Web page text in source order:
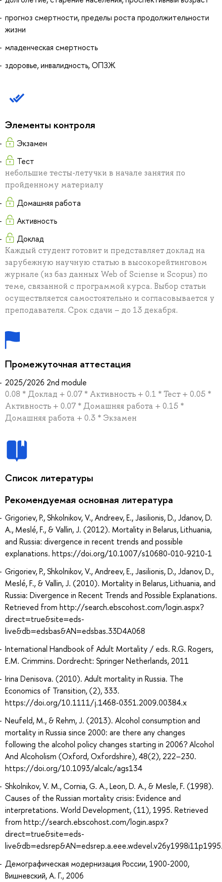
прогноз смертности, пределы роста продолжительности
жизни
младенческая смертность
здоровье, инвалидность, ОПЗЖ
Элементы контроля
Экзамен
Тест
небольшие тесты-летучки в начале занятия по
пройденному материалу
Домашняя работа
Активность
Доклад
Каждый студент готовит и представляет доклад на
зарубежную научную статью в высокорейтинговом
журнале (из баз данных Web of Sciense и Scopus) по
теме, связанной с программой курса. Выбор статьи
осуществляется самостоятельно и согласовывается у
преподавателя. Срок сдачи – до 13 декабря.
Промежуточная аттестация
2025/2026 2nd module
0.08 * Доклад + 0.07 * Активность + 0.1 * Тест + 0.05 *
Активность + 0.07 * Домашняя работа + 0.15 *
Домашняя работа + 0.3 * Экзамен
Список литературы
Рекомендуемая основная литература
Grigoriev, P., Shkolnikov, V., Andreev, E., Jasilionis, D., Jdanov, D.
A., Meslé, F., & Vallin, J. (2012). Mortality in Belarus, Lithuania,
and Russia: divergence in recent trends and possible
explanations. https://doi.org/10.1007/s10680-010-9210-1
Grigoriev, P., Shkolnikov, V., Andreev, E., Jasilionis, D., Jdanov, D.,
Meslé, F., & Vallin, J. (2010). Mortality in Belarus, Lithuania, and
Russia: Divergence in Recent Trends and Possible Explanations.
Retrieved from http://search.ebscohost.com/login.aspx?
direct=true&site=eds-
live&db=edsbas&AN=edsbas.33D4A068
International Handbook of Adult Mortality / eds. R.G. Rogers,
E.M. Crimmins. Dordrecht: Springer Netherlands, 2011
Irina Denisova. (2010). Adult mortality in Russia. The
Economics of Transition, (2), 333.
https://doi.org/10.1111/j.1468-0351.2009.00384.x
Neufeld, M., & Rehm, J. (2013). Alcohol consumption and
mortality in Russia since 2000: are there any changes
following the alcohol policy changes starting in 2006? Alcohol
And Alcoholism (Oxford, Oxfordshire), 48(2), 222–230.
https://doi.org/10.1093/alcalc/ags134
Shkolnikov, V. M., Cornia, G. A., Leon, D. A., & Mesle, F. (1998).
Causes of the Russian mortality crisis: Evidence and
interpretations. World Development, (11), 1995. Retrieved
from http://search.ebscohost.com/login.aspx?
direct=true&site=eds-
Демографическая модернизация России, 1900-2000,
Вишневский, А. Г., 2006